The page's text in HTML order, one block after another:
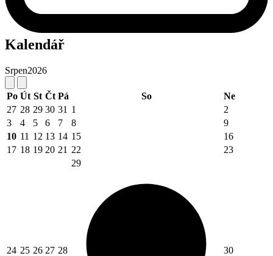
Kalendář
Srpen2026
Po Út St Čt Pá So
Ne
27 28 29 30 31 1
2
3
4 5 6 7 8
9
10 11 12 13 14 15
16
17 18 19 20 21 22 23
24 25 26 27 28
29
30